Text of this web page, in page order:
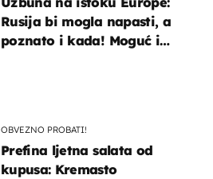
Rusija bi mogla napasti, a
poznato i kada! Moguć i
OBVEZNO PROBATI!
Prefina ljetna salata od
kupusa: Kremasto